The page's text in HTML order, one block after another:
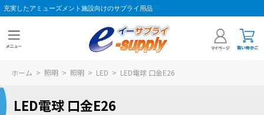
充実したアミューズメント施設向けのサプライ用品
ホーム > 照明 > 照明 > LED > LED電球 口金E26
LED電球 口金E26